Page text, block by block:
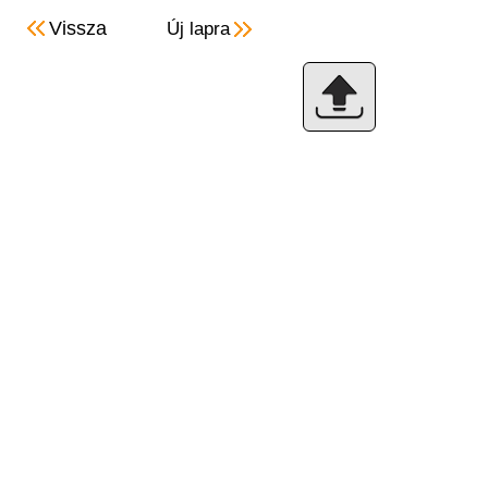
Vissza Új lapra